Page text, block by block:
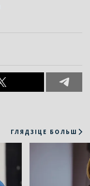
ГЛЯДЗІЦЕ БОЛЬШ